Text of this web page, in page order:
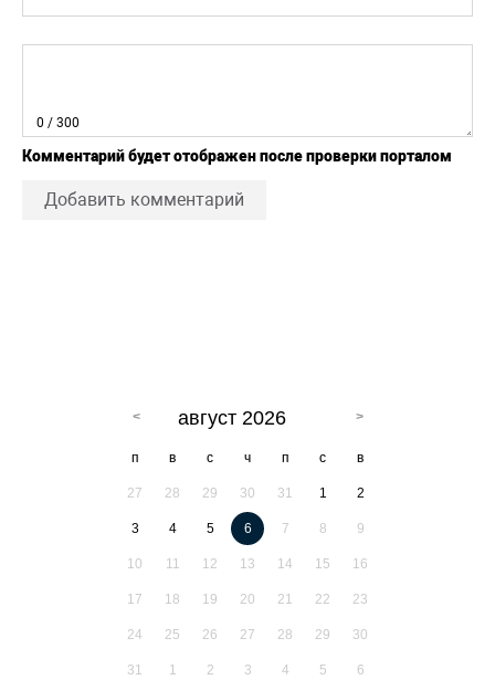
0 / 300
Комментарий будет отображен после проверки порталом
Добавить комментарий
август 2026
п в с ч п с в
27 28 29 30 31 1 2
3 4 5 6 7 8 9
10 11 12 13 14 15 16
17 18 19 20 21 22 23
24 25 26 27 28 29 30
31 1 2 3 4 5 6